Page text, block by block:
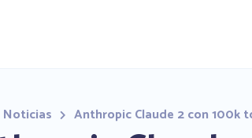
Noticias Anthropic Claude 2 con 100k